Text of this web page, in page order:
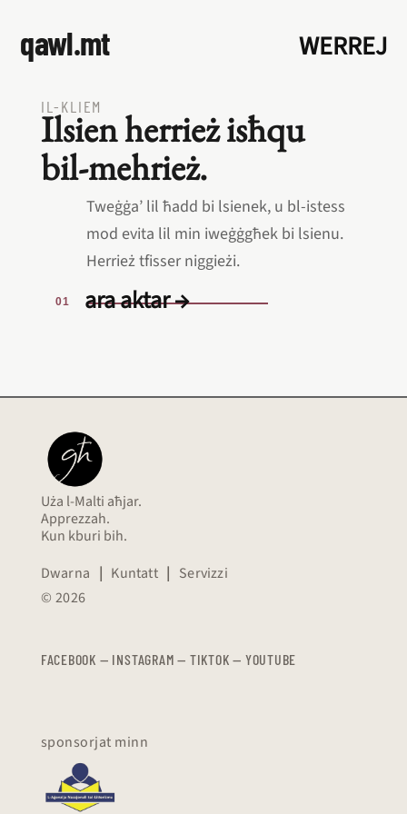
qawl.mt WERREJ
IL‑KLIEM
Ilsien herrież isħqu
bil‑mehrież.
Tweġġa’ lil ħadd bi lsienek, u bl‑istess
mod evita lil min iweġġgħek bi lsienu.
Herrież tfisser niggieżi.
ara aktar →
Uża l-Malti aħjar.
Apprezzah.
Kun kburi bih.
Dwarna | Kuntatt | Servizzi
© 2026
FACEBOOK — INSTAGRAM — TIKTOK — YOUTUBE
sponsorjat minn